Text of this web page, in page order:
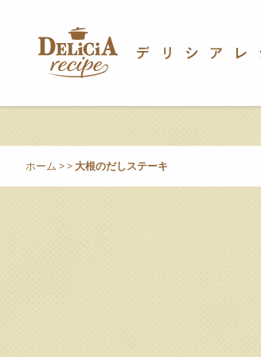
ホーム >> 大根のだしステーキ